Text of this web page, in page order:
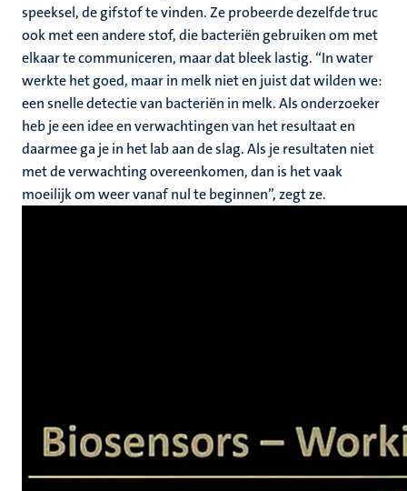
speeksel, de gifstof te vinden. Ze probeerde dezelfde truc
ook met een andere stof, die bacteriën gebruiken om met
elkaar te communiceren, maar dat bleek lastig. “In water
werkte het goed, maar in melk niet en juist dat wilden we:
een snelle detectie van bacteriën in melk. Als onderzoeker
heb je een idee en verwachtingen van het resultaat en
daarmee ga je in het lab aan de slag. Als je resultaten niet
met de verwachting overeenkomen, dan is het vaak
moeilijk om weer vanaf nul te beginnen”, zegt ze.